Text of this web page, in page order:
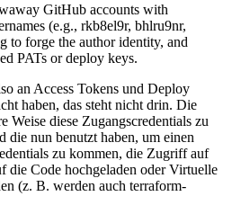
GitHub accounts with
(e.g., rkb8el9r, bhlru9nr,
to forge the author identity, and
PATs or deploy keys.
an Access Tokens und Deploy
haben, das steht nicht drin. Die
Weise diese Zugangscredentials zu
die nun benutzt haben, um einen
zu kommen, die Zugriff auf
die Code hochgeladen oder Virtuelle
(z. B. werden auch terraform-